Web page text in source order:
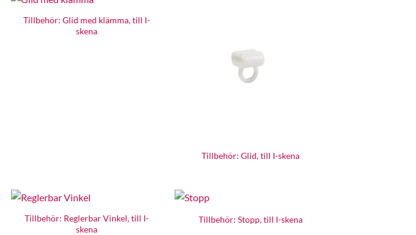
Tillbehör: Glid med klämma, till I-
skena
Tillbehör: Glid, till I-skena
Tillbehör: Reglerbar Vinkel, till I-
skena
Tillbehör: Stopp, till I-skena